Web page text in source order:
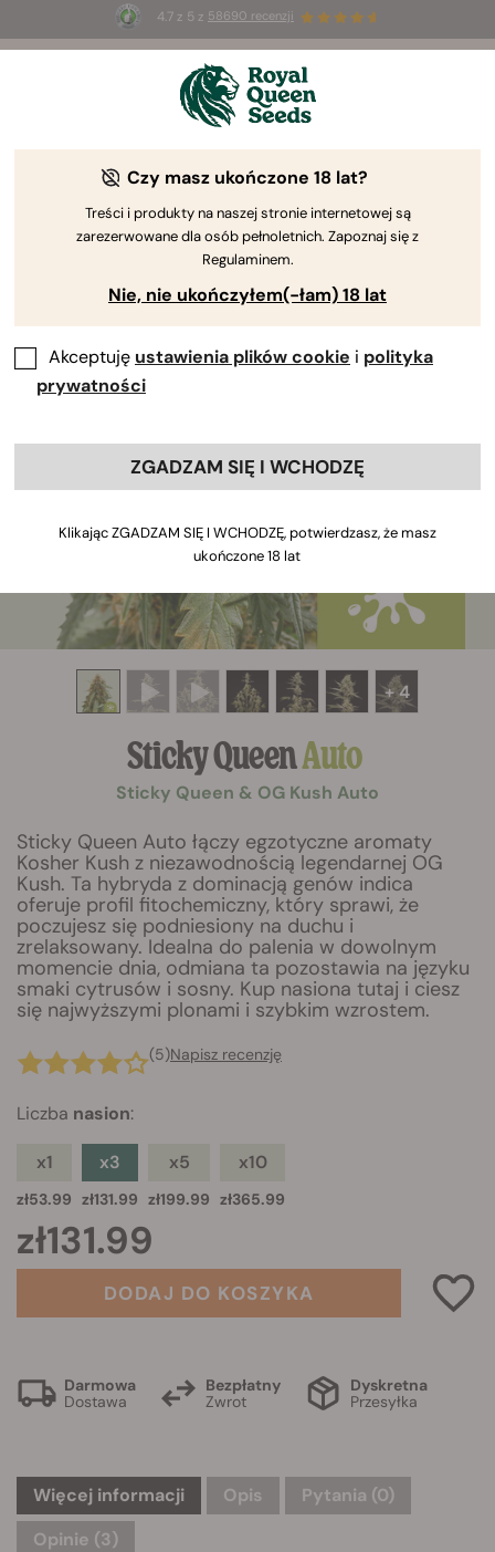
4.7 z 5 z 58690 recenzji
3 nasiona White Widow Auto
+ 4
Sticky QueenAuto
Sticky Queen & OG Kush Auto
Sticky Queen Auto łączy egzotyczne aromaty
Kosher Kush z niezawodnością legendarnej OG
Kush. Ta hybryda z dominacją genów indica
oferuje profil fitochemiczny, który sprawi, że
poczujesz się podniesiony na duchu i
zrelaksowany. Idealna do palenia w dowolnym
momencie dnia, odmiana ta pozostawia na języku
smaki cytrusów i sosny. Kup nasiona tutaj i ciesz
się najwyższymi plonami i szybkim wzrostem.
(5)Napisz recenzję
Liczba nasion:
x1
zł53.99
x3
zł131.99
x5
zł199.99
x10
zł365.99
zł131.99
DODAJ DO KOSZYKA
Darmowa
Dostawa
Bezpłatny
Zwrot
Dyskretna
Przesyłka
Więcej informacji Opis Pytania (0)
Opinie (3)
Czy masz ukończone 18 lat?
Treści i produkty na naszej stronie internetowej są
zarezerwowane dla osób pełnoletnich. Zapoznaj się z
Regulaminem.
Nie, nie ukończyłem(-łam) 18 lat
Akceptuję ustawienia plików cookie i polityka
prywatności
ZGADZAM SIĘ I WCHODZĘ
Klikając ZGADZAM SIĘ I WCHODZĘ, potwierdzasz, że masz
ukończone 18 lat